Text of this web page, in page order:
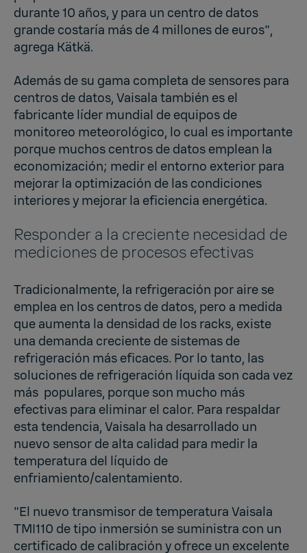
durante 10 años, y para un centro de datos
grande costaría más de 4 millones de euros",
agrega Kätkä.
Además de su gama completa de sensores para
centros de datos, Vaisala también es el
fabricante líder mundial de equipos de
monitoreo meteorológico, lo cual es importante
porque muchos centros de datos emplean la
economización; medir el entorno exterior para
mejorar la optimización de las condiciones
interiores y mejorar la eficiencia energética.
Responder a la creciente necesidad de
mediciones de procesos efectivas
Tradicionalmente, la refrigeración por aire se
emplea en los centros de datos, pero a medida
que aumenta la densidad de los racks, existe
una demanda creciente de sistemas de
refrigeración más eficaces. Por lo tanto, las
soluciones de refrigeración líquida son cada vez
más populares, porque son mucho más
efectivas para eliminar el calor. Para respaldar
esta tendencia, Vaisala ha desarrollado un
nuevo sensor de alta calidad para medir la
temperatura del líquido de
enfriamiento/calentamiento.
"El nuevo transmisor de temperatura Vaisala
TMI110 de tipo inmersión se suministra con un
certificado de calibración y ofrece un excelente